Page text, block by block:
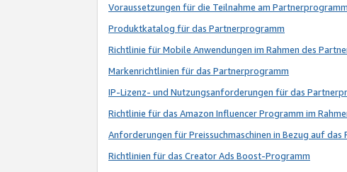
Voraussetzungen für die Teilnahme am Partnerprogramm
Produktkatalog für das Partnerprogramm
Richtlinie für Mobile Anwendungen im Rahmen des
Markenrichtlinien für das Partnerprogramm
IP-Lizenz- und Nutzungsanforderungen für das
Richtlinie für das Amazon Influencer Programm im
Anforderungen für Preissuchmaschinen in Bezug auf
Richtlinien für das Creator Ads Boost-Programm